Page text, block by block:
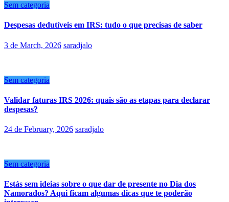
Sem categoria
Despesas dedutíveis em IRS: tudo o que precisas de saber
3 de March, 2026 saradjalo
Sem categoria
Validar faturas IRS 2026: quais são as etapas para declarar
despesas?
24 de February, 2026 saradjalo
Sem categoria
Estás sem ideias sobre o que dar de presente no Dia dos
Namorados? Aqui ficam algumas dicas que te poderão